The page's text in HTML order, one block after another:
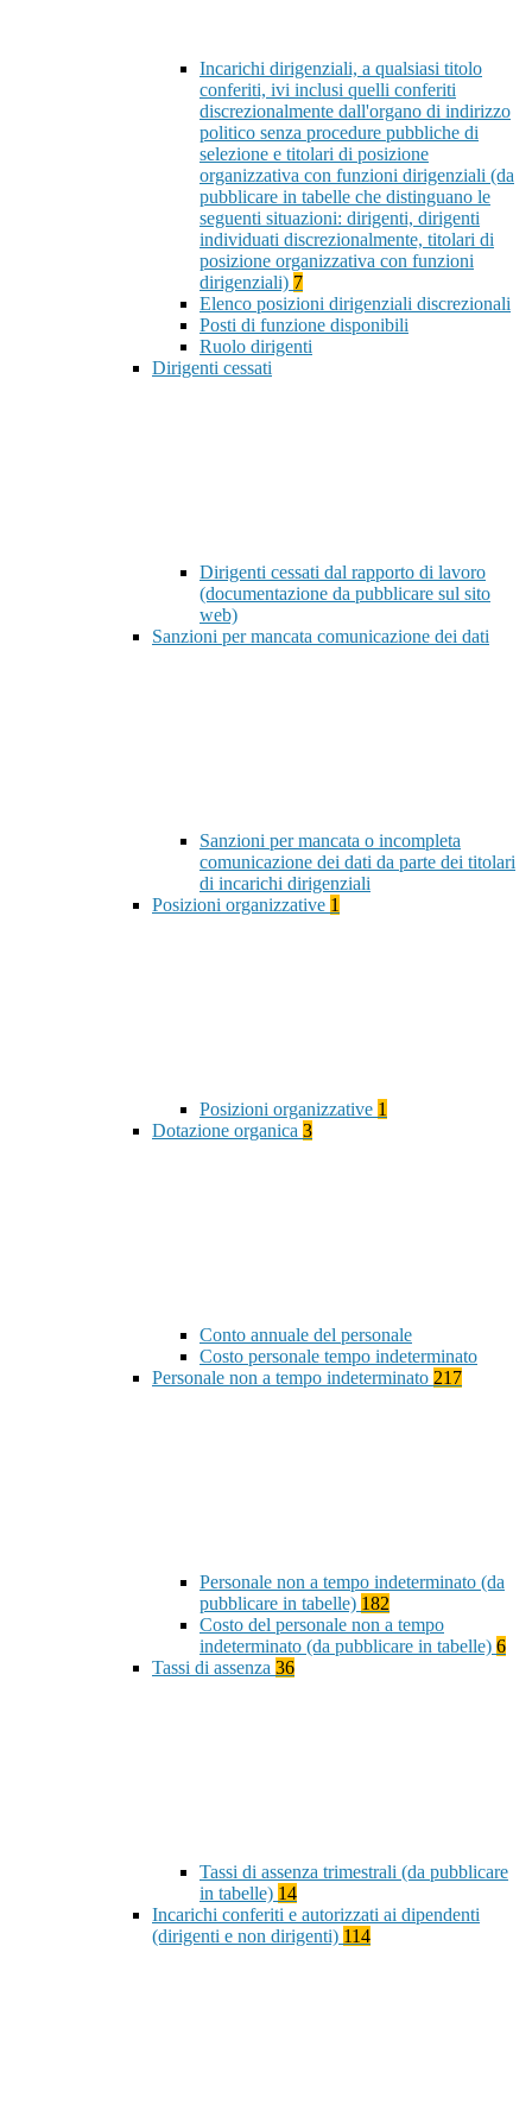
Incarichi dirigenziali, a qualsiasi titolo
conferiti, ivi inclusi quelli conferiti
discrezionalmente dall'organo di indirizzo
politico senza procedure pubbliche di
selezione e titolari di posizione
organizzativa con funzioni dirigenziali (da
pubblicare in tabelle che distinguano le
seguenti situazioni: dirigenti, dirigenti
individuati discrezionalmente, titolari di
posizione organizzativa con funzioni
dirigenziali) 7
Elenco posizioni dirigenziali discrezionali
Posti di funzione disponibili
Ruolo dirigenti
Dirigenti cessati
Dirigenti cessati dal rapporto di lavoro
(documentazione da pubblicare sul sito
web)
Sanzioni per mancata comunicazione dei dati
Sanzioni per mancata o incompleta
comunicazione dei dati da parte dei titolari
di incarichi dirigenziali
Posizioni organizzative 1
Posizioni organizzative 1
Dotazione organica 3
Conto annuale del personale
Costo personale tempo indeterminato
Personale non a tempo indeterminato 217
Personale non a tempo indeterminato (da
pubblicare in tabelle) 182
Costo del personale non a tempo
indeterminato (da pubblicare in tabelle) 6
Tassi di assenza 36
Tassi di assenza trimestrali (da pubblicare
in tabelle) 14
Incarichi conferiti e autorizzati ai dipendenti
(dirigenti e non dirigenti) 114